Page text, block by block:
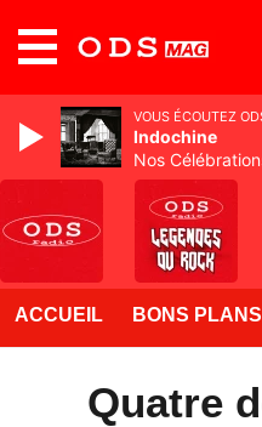
ACCUEIL BONS PLANS
Quatre
VOUS ÉCOUTEZ
Indochine
Nos